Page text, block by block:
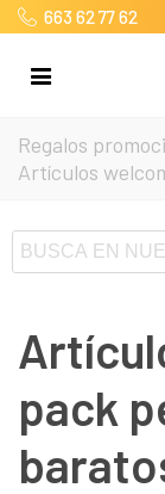
663 62 77 62
Regalos
Artículos
pack